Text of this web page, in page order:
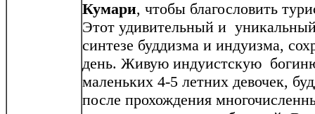
Кумари, чтобы благословить
Этот удивительный и
синтезе буддизма и индуизма,
день. Живую индуистскую
маленьких 4-5 летних девочек,
после прохождения